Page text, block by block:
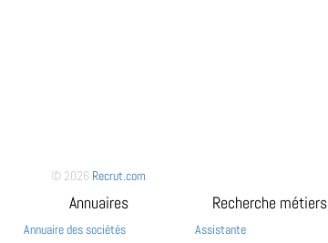
© 2026 Recrut.com
Annuaires
Annuaire des sociétés
Recherche métiers
Assistante